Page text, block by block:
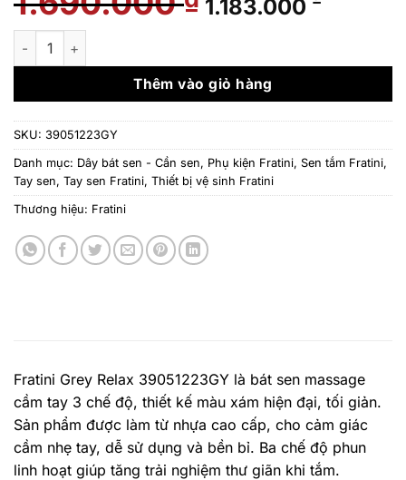
gốc
1.690.000 ₫.
1.183.000
là:
Bát sen massage cầm tay 3 chế độ Fratini Grey Relax
Thêm vào giỏ hàng
SKU: 39051223GY
Danh mục: Dây bát sen - Cần sen, Phụ kiện Fratini, Sen tắm Fratini,
Tay sen, Tay sen Fratini, Thiết bị vệ sinh Fratini
Thương hiệu: Fratini
Fratini Grey Relax 39051223GY là bát sen massage
cầm tay 3 chế độ, thiết kế màu xám hiện đại, tối giản.
Sản phẩm được làm từ nhựa cao cấp, cho cảm giác
cầm nhẹ tay, dễ sử dụng và bền bỉ. Ba chế độ phun
linh hoạt giúp tăng trải nghiệm thư giãn khi tắm.